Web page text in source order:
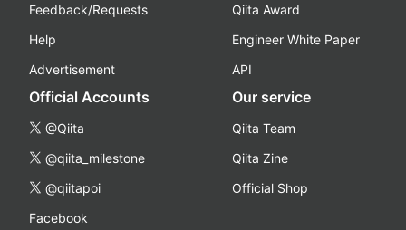
Feedback/Requests
Help
Advertisement
Qiita Award
Engineer White Paper
API
Official Accounts
@Qiita
@qiita_milestone
@qiitapoi
Facebook
Our service
Qiita Team
Qiita Zine
Official Shop